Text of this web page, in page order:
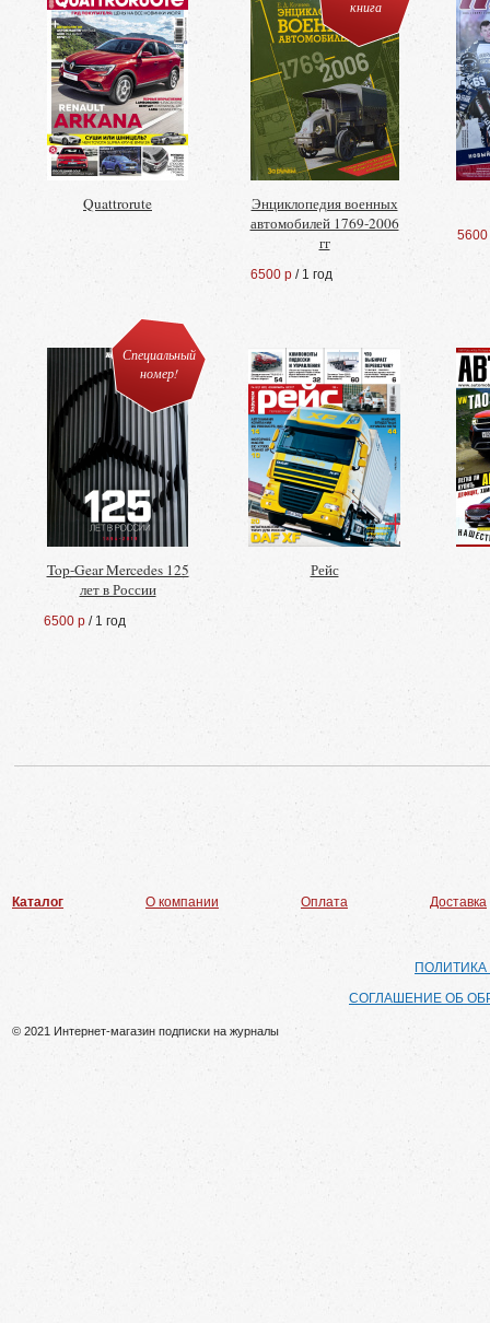
Quattrorute
книга
Энциклопедия военных
автомобилей 1769-2006
гг
6500 р / 1 год
5600
Специальный
номер!
Top-Gear Mercedes 125
лет в России
6500 р / 1 год
Рейс
Каталог О компании Оплата Доставка
СОГЛАШЕНИЕ ОБ
© 2021 Интернет-магазин подписки на журналы